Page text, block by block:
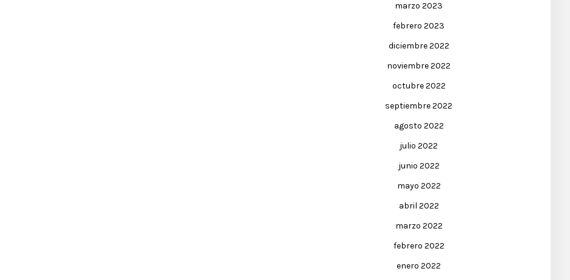
marzo 2023
febrero 2023
diciembre 2022
noviembre 2022
octubre 2022
septiembre 2022
agosto 2022
julio 2022
junio 2022
mayo 2022
abril 2022
marzo 2022
febrero 2022
enero 2022